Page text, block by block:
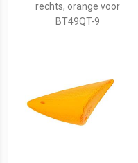
rechts, orange voor
BT49QT-9